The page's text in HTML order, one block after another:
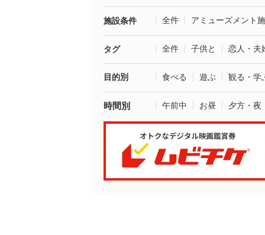
施設条件 全件 アミューズメント
タグ 全件 子供と 恋人・夫
目的別 食べる 遊ぶ 観る・学
時間別 午前中 お昼 夕方・夜